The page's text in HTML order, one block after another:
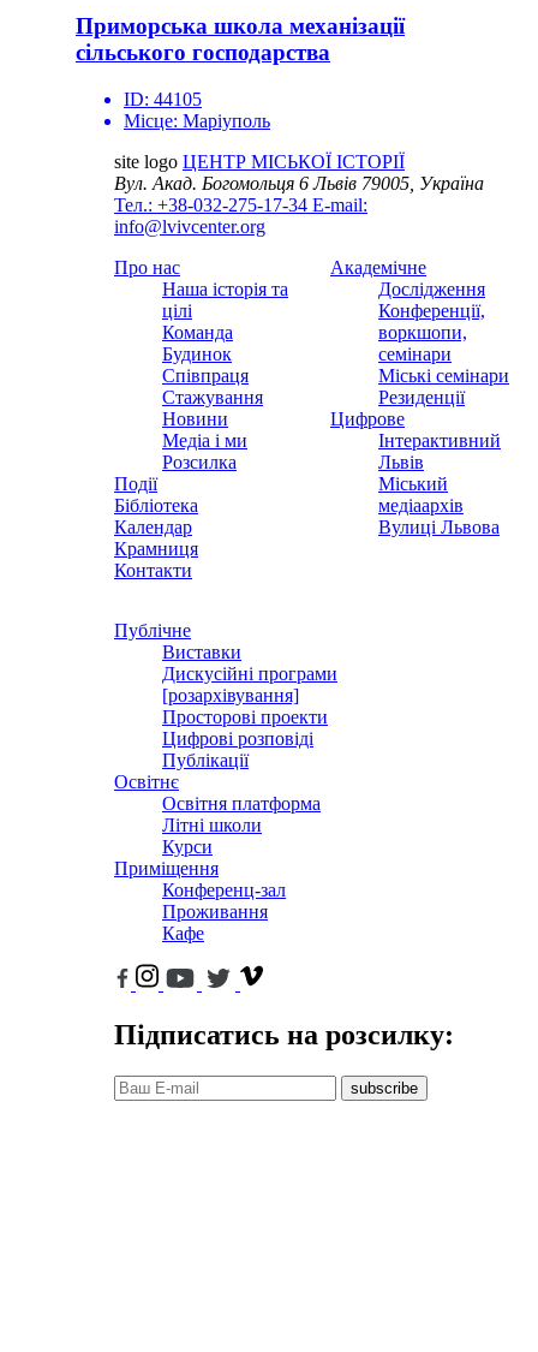
Приморська школа механізації
сільського господарства
ID: 44105
Місце: Маріуполь
site logo ЦЕНТР МІСЬКОЇ ІСТОРІЇ
Вул. Акад. Богомольця 6Львів 79005, Україна
Тел.: +38-032-275-17-34 E-mail:
info@lvivcenter.org
Про нас
Наша історія та
цілі
Команда
Будинок
Співпраця
Стажування
Новини
Медіа і ми
Розсилка
Події
Бібліотека
Календар
Крамниця
Контакти
Академічне
Дослідження
Конференції,
воркшопи,
семінари
Міські семінари
Резиденції
Цифрове
Інтерактивний
Львів
Міський
медіаархів
Вулиці Львова
Публічне
Виставки
Дискусійні програми
[розархівування]
Просторові проекти
Цифрові розповіді
Публікації
Освітнє
Освітня платформа
Літні школи
Курси
Приміщення
Конференц-зал
Проживання
Кафе
Підписатись на розсилку:
subscribe